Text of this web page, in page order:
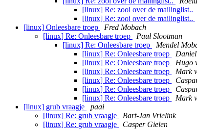
[linux] Re: zooi over de mailinglist..
[linux] Re: zooi over de mailinglist..
[linux] Onleesbare troep
Fred Mobach
[linux] Re: Onleesbare troep
Paul Slootman
[linux] Re: Onleesbare troep
Mendel
[linux] Re: Onleesbare troep
[linux] Re: Onleesbare troep
Hugo
[linux] Re: Onleesbare troep
Mark
[linux] Re: Onleesbare troep
[linux] Re: Onleesbare troep
[linux] Re: Onleesbare troep
Mark
[linux] grub vraagje
paai
[linux] Re: grub vraagje
Bart-Jan Vrielink
[linux] Re: grub vraagje
Casper Gielen